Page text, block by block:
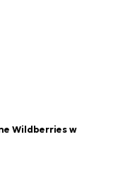
Wildberries w